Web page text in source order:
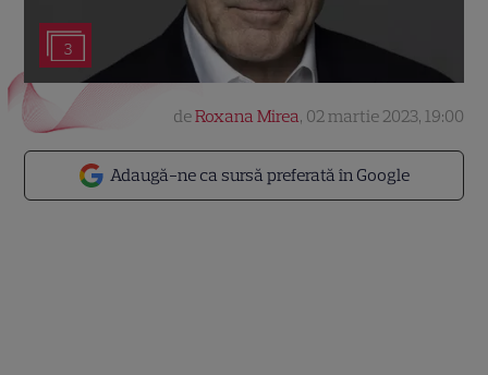
3
Adaugă-ne ca sursă preferată în Google
deRoxana Mirea, 02 martie 2023, 19:00